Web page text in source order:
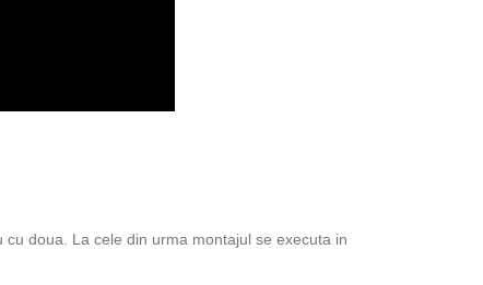
doua. La cele din urma montajul se executa in